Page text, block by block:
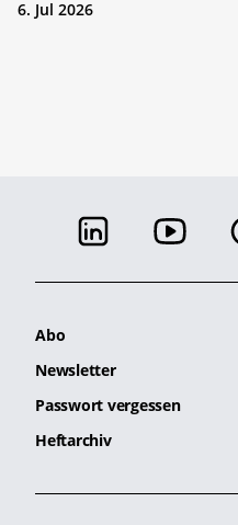
6. Jul 2026
Abo
Newsletter
Passwort vergessen
Heftarchiv